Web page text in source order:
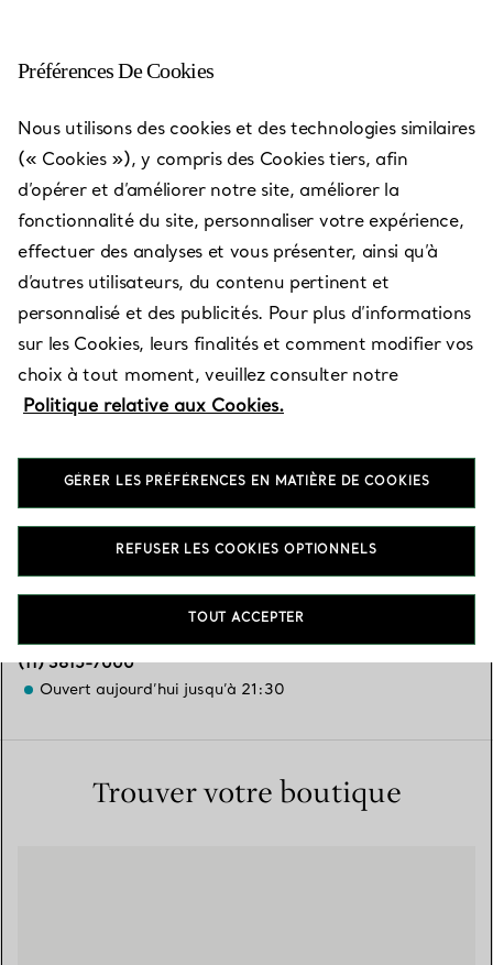
Sao Paulo -
Shopping
Center
Iguatemi
(11) 3815-7000
Ouvert aujourd’hui jusqu’à 21:30
Trouver votre boutique
Préférences De Cookies
Nous utilisons des cookies et des technologies similaires
(« Cookies »), y compris des Cookies tiers, afin
d’opérer et d’améliorer notre site, améliorer la
fonctionnalité du site, personnaliser votre expérience,
effectuer des analyses et vous présenter, ainsi qu’à
d’autres utilisateurs, du contenu pertinent et
personnalisé et des publicités. Pour plus d’informations
sur les Cookies, leurs finalités et comment modifier vos
choix à tout moment, veuillez consulter notre
Politique relative aux Cookies.
GÉRER LES PRÉFÉRENCES EN MATIÈRE DE COOKIES
REFUSER LES COOKIES OPTIONNELS
TOUT ACCEPTER